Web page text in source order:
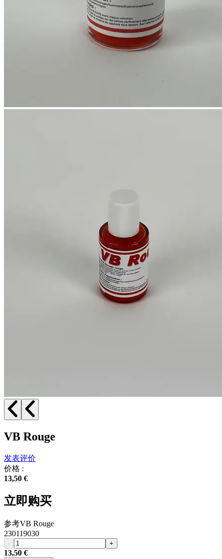
VB Rouge
发表评价
价格 :
13,50 €
立即购买
参考VB Rouge
230119030
- +
13,50 €